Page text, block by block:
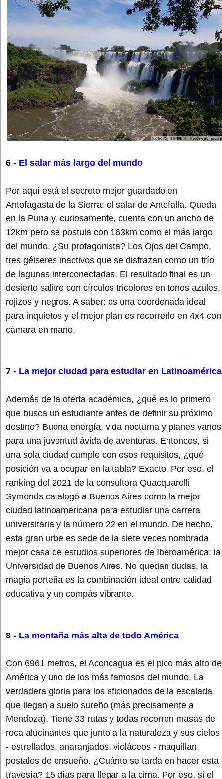
6 - El salar más largo del mundo
Por aquí está el secreto mejor guardado en
Antofagasta de la Sierra: el salar de Antofalla. Queda
en la Puna y, curiosamente, cuenta con un ancho de
12km pero se postula con 163km como el más largo
del mundo. ¿Su protagonista? Los Ojos del Campo,
tres géiseres inactivos que se disfrazan como un trío
de lagunas interconectadas. El resultado final es un
desierto salitre con círculos tricolores en tonos azules,
rojizos y negros. A saber: es una coordenada ideal
para inquietos y el mejor plan es recorrerlo en 4x4 con
cámara en mano.
7 - La mejor ciudad para estudiar en Latinoamérica
Además de la oferta académica, ¿qué es lo primero
que busca un estudiante antes de definir su próximo
destino? Buena energía, vida nocturna y planes varios
para una juventud ávida de aventuras. Entonces, si
una sola ciudad cumple con esos requisitos, ¿qué
posición va a ocupar en la tabla? Exacto. Por eso, el
ranking del 2021 de la consultora Quacquarelli
Symonds catalogó a Buenos Aires como la mejor
ciudad latinoamericana para estudiar una carrera
universitaria y la número 22 en el mundo. De hecho,
esta gran urbe es sede de la siete veces nombrada
mejor casa de estudios superiores de Iberoamérica: la
Universidad de Buenos Aires. No quedan dudas, la
magia porteña es la combinación ideal entre calidad
educativa y un compás vibrante.
8 - La montaña más alta de todo América
Con 6961 metros, el Aconcagua es el pico más alto de
América y uno de los más famosos del mundo. La
verdadera gloria para los aficionados de la escalada
que llegan a suelo sureño (más precisamente a
Mendoza). Tiene 33 rutas y todas recorren masas de
roca alucinantes que junto a la naturaleza y sus cielos
- estrellados, anaranjados, violáceos - maquillan
postales de ensueño. ¿Cuánto se tarda en hacer esta
travesía? 15 días para llegar a la cima. Por eso, si el